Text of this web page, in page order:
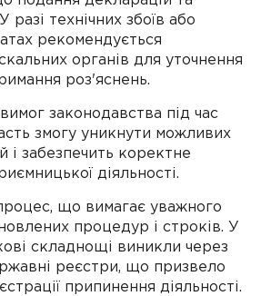
разі технічних збоїв або
рекомендується
органів для уточнення
роз'яснень.
законодавства під час
змогу уникнути можливих
і забезпечить коректне
діяльності.
що вимагає уважного
процедур і строків. У
складнощі виникли через
реєстри, що призвело
припинення діяльності.